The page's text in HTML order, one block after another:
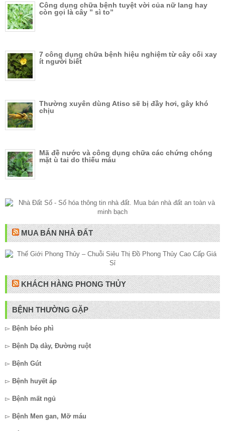
Công dụng chữa bệnh tuyệt vời của nữ lang hay
còn gọi là cây ” sì to”
7 công dụng chữa bệnh hiệu nghiệm từ cây cối xay
ít người biết
Thường xuyên dùng Atiso sẽ bị đầy hơi, gây khó
chịu
Mã đề nước và công dụng chữa các chứng chóng
mặt ù tai do thiếu máu
MUA BÁN NHÀ ĐẤT
KHÁCH HÀNG PHONG THỦY
BỆNH THƯỜNG GẶP
▻ Bệnh béo phì
▻ Bệnh Dạ dày, Đường ruột
▻ Bệnh Gút
▻ Bệnh huyết áp
▻ Bệnh mất ngủ
▻ Bệnh Men gan, Mỡ máu